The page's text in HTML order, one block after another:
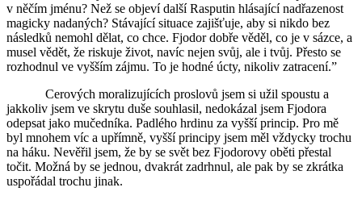
v něčím jménu? Než se objeví další Rasputin hlásající nadřazenost
magicky nadaných? Stávající situace zajišťuje, aby si nikdo bez
následků nemohl dělat, co chce. Fjodor dobře věděl, co je v sázce, a
musel vědět, že riskuje život, navíc nejen svůj, ale i tvůj. Přesto se
rozhodnul ve vyšším zájmu. To je hodné úcty, nikoliv zatracení.”
Cerových moralizujících proslovů jsem si užil spoustu a
jakkoliv jsem ve skrytu duše souhlasil, nedokázal jsem Fjodora
odepsat jako mučedníka. Padlého hrdinu za vyšší princip. Pro mě
byl mnohem víc a upřímně, vyšší principy jsem měl vždycky trochu
na háku. Nevěřil jsem, že by se svět bez Fjodorovy oběti přestal
točit. Možná by se jednou, dvakrát zadrhnul, ale pak by se zkrátka
uspořádal trochu jinak.